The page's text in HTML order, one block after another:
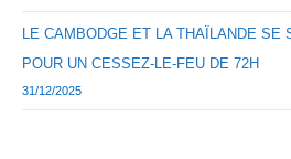
LE CAMBODGE ET LA THAÏLANDE SE
POUR UN CESSEZ-LE-FEU DE 72H
31/12/2025